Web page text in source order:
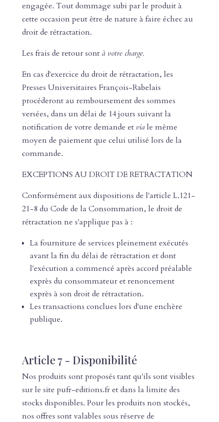
engagée. Tout dommage subi par le produit à
cette occasion peut être de nature à faire échec au
droit de rétractation.
Les frais de retour sontà votre charge.
En cas d'exercice du droit de rétractation, les
Presses Universitaires François-Rabelais
procéderont au remboursement des sommes
versées, dans un délai de 14 jours suivant la
notification de votre demande et viale même
moyen de paiement que celui utilisé lors de la
commande.
EXCEPTIONS AU DROIT DE RETRACTATION
Conformément aux dispositions de l'article L.121-
21-8 du Code de la Consommation, le droit de
rétractation ne s'applique pas à :
La fourniture de services pleinement exécutés
avant la fin du délai de rétractation et dont
l'exécution a commencé après accord préalable
exprès du consommateur et renoncement
exprès à son droit de rétractation.
Les transactions conclues lors d'une enchère
publique.
Article 7 - Disponibilité
Nos produits sont proposés tant qu'ils sont visibles
sur le site pufr-editions.fr et dans la limite des
stocks disponibles. Pour les produits non stockés,
nos offres sont valables sous réserve de